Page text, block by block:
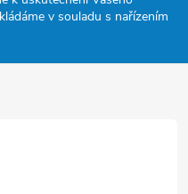
v souladu s nařízením